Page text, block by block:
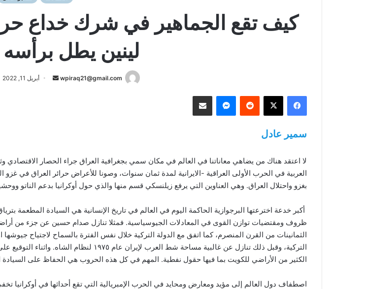
كيف تقع الجماهير في شرك خداع
لينين يطل
wpiraq21@gmail.com
أرسلأبريل 11, 2022
فيسبوك ‫X ماسنجر مشاركة عبر البريد
سمير عادل
لا اعتقد هناك من يضاهي معاناتنا في العالم في مكان سمي بجغرافية العراق جراء الحصار الاقتصادي
العربية في الحرب الأولى العراقية -الايرانية لمدة ثمان سنوات، وصونا للأعراض حرائر العراق في
بغزو واحتلال العراق. وهي العناوين التي يرفع زيلنسكي قسم منها والذي حول أوكرانيا بدعم الناتو
أكبر خدعة اخترعتها البرجوازية الحاكمة اليوم في العالم في تاريخ الإنسانية هي السيادة المطعمة
ظروف ومقتضيات توازن القوى في المعادلات الجيوسياسية. فمثلا تنازل صدام حسين عن جزء من أراضي
الكثير من الأراضي للكويت بما فيها حقول نفطية. المهم في كل هذه الحروب هي الحفاظ على
اصطفاف دول العالم إلى مؤيد ومعارض ومحايد في الحرب الإمبريالية التي تقع أحداثها في